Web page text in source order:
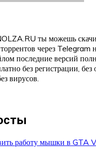
ты можешь
через Telegram
последние версий
без регистрации,
вирусов.